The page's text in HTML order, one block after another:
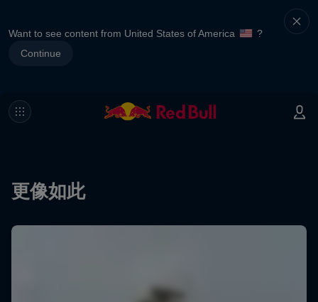
Want to see content from United States of America
?
Continue
更像如此